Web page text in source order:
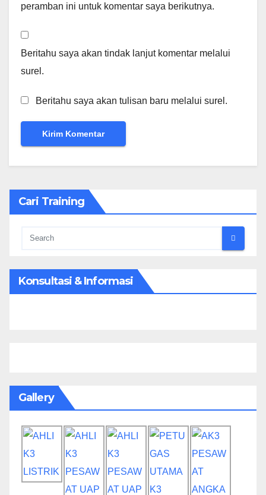
peramban ini untuk komentar saya berikutnya.
Beritahu saya akan tindak lanjut komentar melalui
surel.
Beritahu saya akan tulisan baru melalui surel.
Cari Training
Konsultasi & Informasi
Gallery